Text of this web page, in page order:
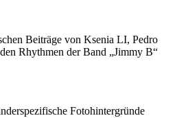
Beiträge von Ksenia LI, Pedro
Rhythmen der Band „Jimmy B“
Fotohintergründe